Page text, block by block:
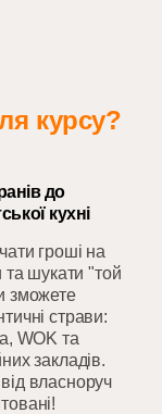
курсу?
до
кухні
гроші на
та шукати "той
зможете
страви:
WOK та
закладів.
власноруч